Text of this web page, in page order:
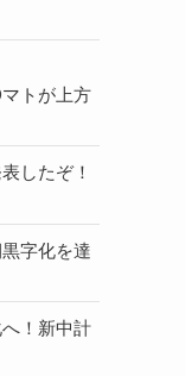
トが上方
したぞ！
字化を達
！新中計